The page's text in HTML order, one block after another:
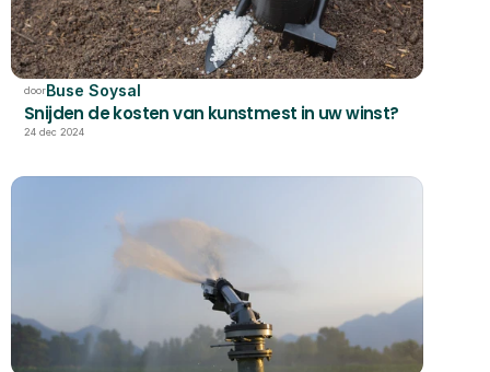
doorBuse Soysal
Snijden de kosten van kunstmest in uw winst?
24 dec 2024